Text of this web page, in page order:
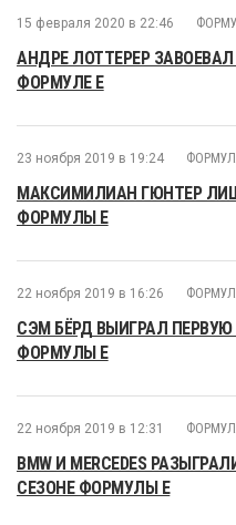
15 февраля 2020 в 22:46
АНДРЕ ЛОТТЕРЕР ЗАВОЕВАЛ
ФОРМУЛЕ E
23 ноября 2019 в 19:24
МАКСИМИЛИАН ГЮНТЕР
ФОРМУЛЫ E
22 ноября 2019 в 16:26
СЭМ БЁРД ВЫИГРАЛ
ФОРМУЛЫ E
22 ноября 2019 в 12:31
BMW И MERCEDES
СЕЗОНЕ ФОРМУЛЫ E